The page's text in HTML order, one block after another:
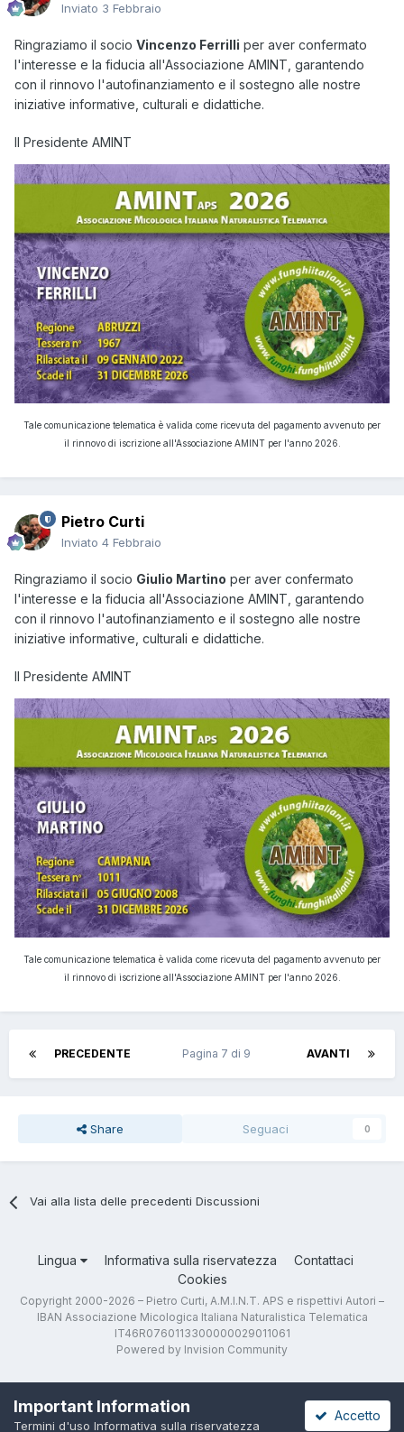
Inviato 3 Febbraio
Ringraziamo il socio Vincenzo Ferrilli per aver confermato
l'interesse e la fiducia all'Associazione AMINT, garantendo
con il rinnovo l'autofinanziamento e il sostegno alle nostre
iniziative informative, culturali e didattiche.
Il Presidente AMINT
Tale comunicazione telematica è valida come ricevuta del pagamento avvenuto per
il rinnovo di iscrizione all'Associazione AMINT per l'anno 2026.
Pietro Curti
Inviato 4 Febbraio
Ringraziamo il socio Giulio Martino per aver confermato
l'interesse e la fiducia all'Associazione AMINT, garantendo
con il rinnovo l'autofinanziamento e il sostegno alle nostre
iniziative informative, culturali e didattiche.
Il Presidente AMINT
Tale comunicazione telematica è valida come ricevuta del pagamento avvenuto per
il rinnovo di iscrizione all'Associazione AMINT per l'anno 2026.
PRECEDENTE AVANTI
Pagina 7 di 9
Share Seguaci 0
Vai alla lista delle precedenti Discussioni
Lingua Informativa sulla riservatezza
Contattaci
Cookies
Copyright 2000-2026 – Pietro Curti, A.M.I.N.T. APS e rispettivi Autori –
IBAN Associazione Micologica Italiana Naturalistica Telematica
IT46R0760113300000029011061
Powered by Invision Community
Important Information
Termini d'uso Informativa sulla riservatezza
Accetto